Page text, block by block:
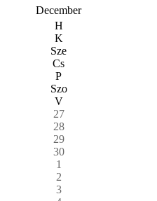
December
H
K
Sze
Cs
P
Szo
V
27
28
29
30
1
2
3